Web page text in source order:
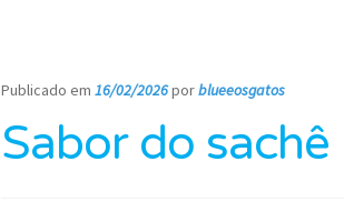
Publicado em16/02/2026porblueeosgatos
Sabor do